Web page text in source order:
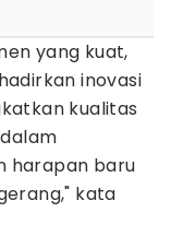
yang kuat,
inovasi
kualitas
harapan baru
kata